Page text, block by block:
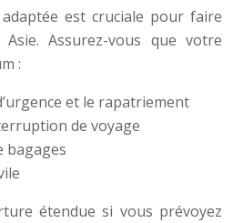
est cruciale pour faire
Assurez-vous que votre
:
et le rapatriement
de voyage
bagages
étendue si vous prévoyez